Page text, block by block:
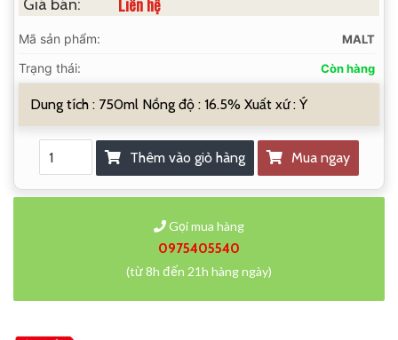
Giá bán:
Mã sản phẩm: MALT
Trạng thái: Còn hàng
Dung tích : 750ml Nồng độ : 16.5% Xuất xứ : Ý
Thêm vào giỏ hàng Mua ngay
Gọi mua hàng
0975405540
(từ 8h đến 21h hàng ngày)